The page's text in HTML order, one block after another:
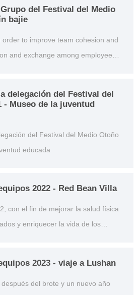
Sede de kunshan, que involucró
del Festival del Medio
bajie
to improve team cohesion and
and exchange among employees,
games, etc., and the response is
activity,...
delegación del Festival del
- Museo de la juventud
del Festival del Medio Otoño
educada
2022 - Red Bean Villa
con el fin de mejorar la salud física
y enriquecer la vida de los
deportes competitivos y barbacoas y
de este e...
2023 - viaje a Lushan
del brote y un nuevo año